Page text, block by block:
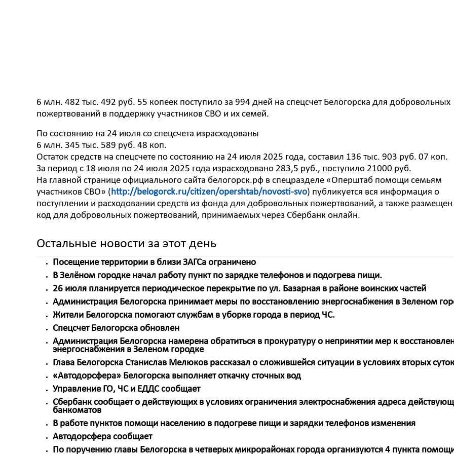
6 млн. 482 тыс. 492 руб. 55 копеек поступило за 994 дней на спецсчет Белогорска для добровольных
пожертвований в поддержку участников СВО и их семей.
По состоянию на 24 июля со спецсчета израсходованы
6 млн. 345 тыс. 589 руб. 48 коп.
Остаток средств на спецсчете по состоянию на 24 июля 2025 года, составил 136 тыс. 903 руб. 07 коп.
За период с 18 июля по 24 июля 2025 года израсходовано 283,5 руб., поступило 21000 руб.
На главной странице официального сайта белогорск.рф в спецразделе «Оперштаб помощи семьям
участников СВО» (http://belogorck.ru/citizen/opershtab/novosti-svo) публикуется вся информация о
поступлении и расходовании средств из фонда для добровольных пожертвований, а также размещен
код для добровольных пожертвований, принимаемых через Сбербанк онлайн.
Остальные новости за этот день
Посещение территории в близи ЗАГСа ограничено
В Зелёном городке начал работу пункт по зарядке телефонов и подогрева пищи.
26 июля планируется периодическое перекрытие по ул. Базарная в районе воинских частей
Администрация Белогорска принимает меры по восстановлению энергоснабжения в Зеленом
Жители Белогорска помогают службам в уборке города в период ЧС.
Спецсчет Белогорска обновлен
Администрация Белогорска намерена обратиться в прокуратуру о непринятии мер к
энергоснабжения в Зеленом городке
Глава Белогорска Станислав Мелюков рассказал о сложившейся ситуации в условиях вторых
«Автодорсфера» Белогорска выполняет откачку сточных вод
Управление ГО, ЧС и ЕДДС сообщает
Сбербанк сообщает о действующих в условиях ограничения электроснабжения адреса
банкоматов
В работе пунктов помощи населению в подогреве пищи и зарядки телефонов изменения
Автодорсфера сообщает
По поручению главы Белогорска в четверых микрорайонах города организуются 4 пункта